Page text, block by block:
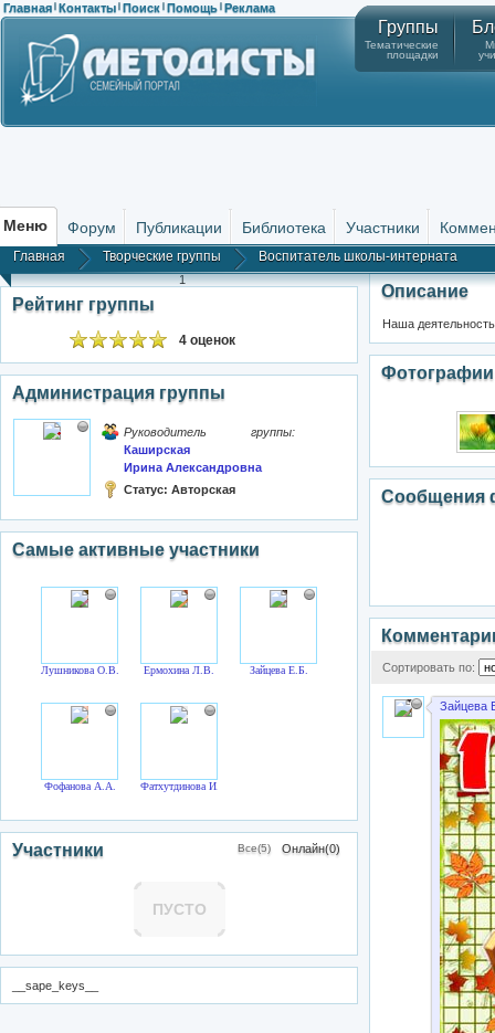
Главная | Контакты | Поиск | Помощь | Реклама
Группы
Тематические
площадки
Меню Форум Публикации Библиотека Участники
Главная Творческие группы Воспитатель школы-интерната
1
Рейтинг группы
4 оценок
Администрация группы
Руководитель группы:
Каширская
Ирина Александровна
Статус: Авторская
Самые активные участники
Лушникова О.В. Ермохина Л.В. Зайцева Е.Б.
Фофанова А.А. Фатхутдинова И.И.
Участники Все(5) Онлайн(0)
ПУСТО
__sape_keys__
Описание
Наша
Фотографии
Сообщения
Сортировать по:
Зайцева